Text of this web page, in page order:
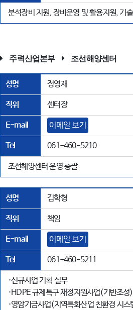
분석장비 지원, 장비운영 및 활용지원, 기
주력산업본부 조선해양센터
성명 정영재
직위 센터장
E-mail 이메일 보기
Tel 061-460-5210
조선해양센터 운영 총괄
성명 김학형
직위 책임
E-mail 이메일 보기
Tel 061-460-5211
·신규사업 기획 실무
·HDPE 규제특구 재정지원사업(기반조성
·영암기금사업(지역특화산업 친환경 시